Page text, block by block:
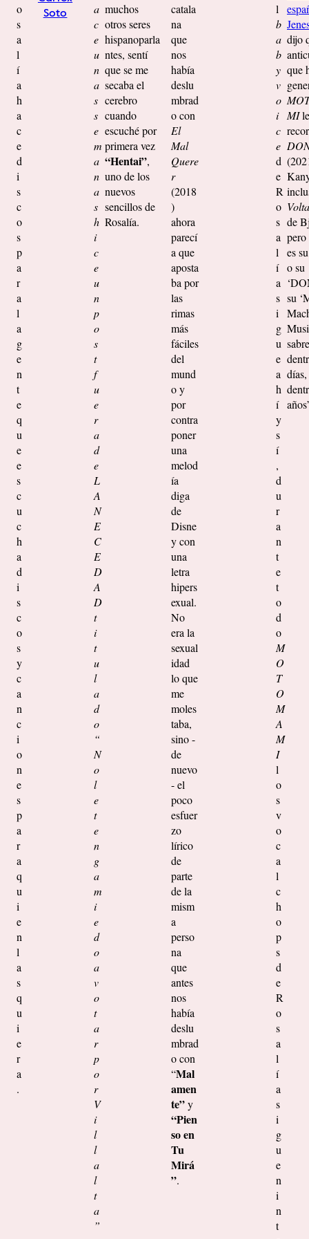
o
s
a
l
í
a
h
a
c
e
d
i
s
c
o
s
p
a
r
a
l
a
g
e
n
t
e
q
u
e
e
s
c
u
c
h
a
d
i
s
c
o
s
y
c
a
n
c
i
o
n
e
s
p
a
r
a
q
u
i
e
n
l
a
s
q
u
i
e
r
a
.
Soto
a
c
e
u
n
a
s
s
e
m
a
n
a
s
h
i
c
e
u
n
p
o
s
t
f
u
e
r
a
d
e
L
A
N
E
C
E
D
A
D
t
i
t
u
l
a
d
o
“
N
o
l
e
t
e
n
g
a
m
i
e
d
o
a
v
o
t
a
r
p
o
r
V
i
l
l
a
l
t
a
”
muchos
otros seres
hispanoparla
ntes, sentí
que se me
secaba el
cerebro
cuando
escuché por
primera vez
“Hentai”,
uno de los
nuevos
sencillos de
Rosalía.
catala
na
que
nos
había
deslu
mbrad
o con
El
Mal
Quere
r
(2018
)
ahora
parecí
a que
aposta
ba por
las
rimas
más
fáciles
del
mund
o y
por
contra
poner
una
melod
ía
diga
de
Disne
y con
una
letra
hipers
exual.
No
era la
sexual
idad
lo que
me
moles
taba,
sino -
de
nuevo
- el
poco
esfuer
zo
lírico
de
parte
de la
mism
a
perso
na
que
antes
nos
había
deslu
mbrad
o con
“Mal
amen
te”y
“Pien
so en
Tu
Mirá
”.
l
b
a
b
y
v
o
i
c
e
d
e
R
o
s
a
l
í
a
s
i
g
u
e
a
h
í
y
s
í
,
d
u
r
a
n
t
e
t
o
d
o
M
O
T
O
M
A
M
I
l
o
s
v
o
c
a
l
c
h
o
p
s
d
e
R
o
s
a
l
í
a
s
i
g
u
e
n
i
n
t
dijo
que
MI
Volta
de
pero
es
o su
su